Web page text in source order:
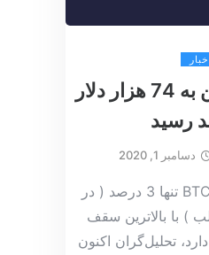
قیمت بیت‌کوین به 74 هزار دلار
رسید
دسامبر 1, 2020
همچنان که قیمت BTC تنها 3 درصد ( در
) با بالاترین سقف
تحلیل‌گران اکنون